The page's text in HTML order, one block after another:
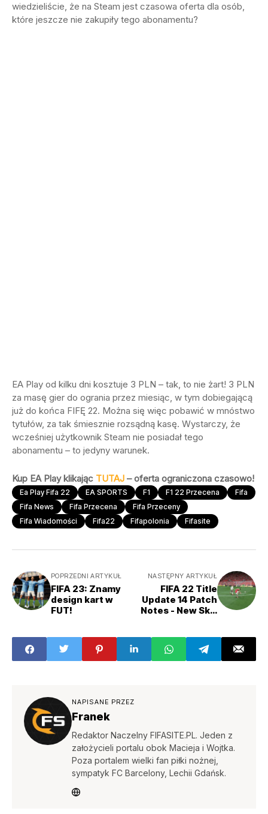
wiedzieliście, że na Steam jest czasowa oferta dla osób,
które jeszcze nie zakupiły tego abonamentu?
EA Play od kilku dni kosztuje 3 PLN – tak, to nie żart! 3 PLN
za masę gier do ogrania przez miesiąc, w tym dobiegającą
już do końca FIFĘ 22. Można się więc pobawić w mnóstwo
tytułów, za tak śmiesznie rozsądną kasę. Wystarczy, że
wcześniej użytkownik Steam nie posiadał tego
abonamentu – to jedyny warunek.
Kup EA Play klikając TUTAJ – oferta ograniczona czasowo!
Ea Play Fifa 22 EA SPORTS F1 F1 22 Przecena
Fifa
Fifa News
Fifa Przecena
Fifa Przeceny
Fifa Wiadomości
Fifa22 Fifapolonia Fifasite
POPRZEDNI ARTYKUŁ
FIFA 23: Znamy
design kart w
FUT!
NASTĘPNY ARTYKUŁ
FIFA 22 Title
Update 14 Patch
Notes - New Skill
NAPISANE PRZEZ
Franek
Redaktor Naczelny FIFASITE.PL. Jeden z
założycieli portalu obok Macieja i Wojtka.
Poza portalem wielki fan piłki nożnej,
sympatyk FC Barcelony, Lechii Gdańsk.